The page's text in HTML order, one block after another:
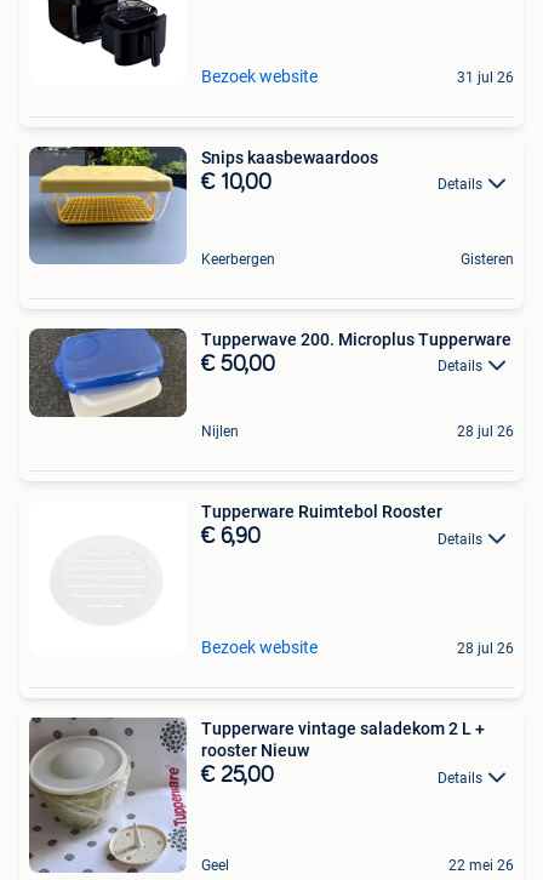
Bezoek website 31 jul 26
Snips kaasbewaardoos
€ 10,00 Details
Keerbergen Gisteren
Tupperwave 200. Microplus Tupperware
€ 50,00 Details
Nijlen 28 jul 26
Tupperware Ruimtebol Rooster
€ 6,90 Details
Bezoek website 28 jul 26
Tupperware vintage saladekom 2 L +
rooster Nieuw
€ 25,00 Details
Geel 22 mei 26